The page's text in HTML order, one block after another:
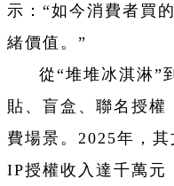
示：“如今消費者買
緒價值。”
從“堆堆冰淇淋”
貼、盲盒、聯名授權
費場景。2025年，
IP授權收入達千萬元